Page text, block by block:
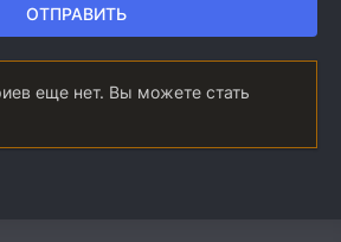
ОТПРАВИТЬ
еще нет. Вы можете стать